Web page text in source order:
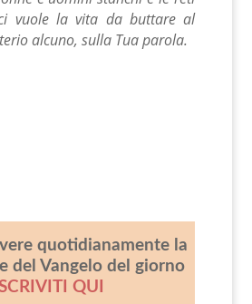
vuole la vita da buttare al
alcuno, sulla Tua parola.
quotidianamente la
del Vangelo del giorno
QUI